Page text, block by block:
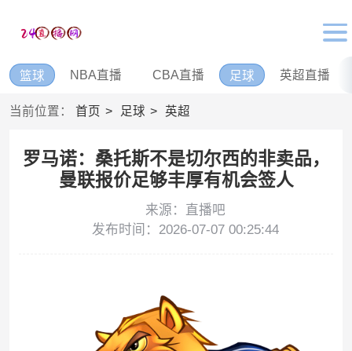
篮球 NBA直播 CBA直播 足球 英超直播
当前位置： 首页 足球 英超
罗马诺：桑托斯不是切尔西的非卖品，
曼联报价足够丰厚有机会签人
来源：直播吧
发布时间：2026-07-07 00:25:44